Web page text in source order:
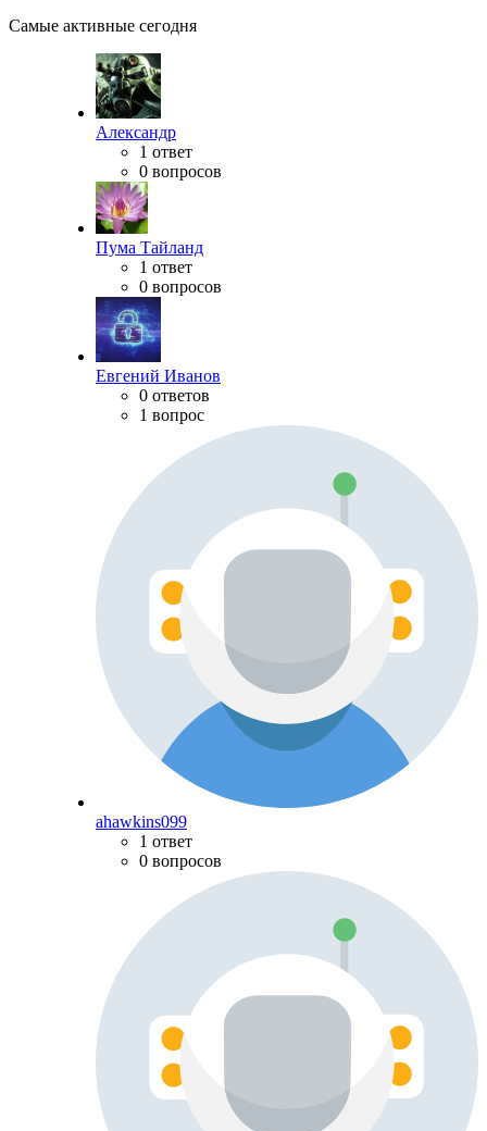
Самые активные сегодня
Александр
1 ответ
0 вопросов
Пума Тайланд
1 ответ
0 вопросов
Евгений Иванов
0 ответов
1 вопрос
ahawkins099
1 ответ
0 вопросов